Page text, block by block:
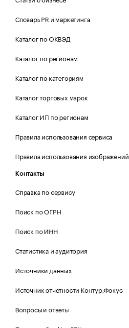
Словарь PR и маркетинга
Каталог по ОКВЭД
Каталог по регионам
Каталог по категориям
Каталог торговых марок
Каталог ИП по регионам
Правила использования сервиса
Правила использования изображений
Контакты
Справка по сервису
Поиск по ОГРН
Поиск по ИНН
Статистика и аудитория
Источники данных
Источник отчетности Контур.Фокус
Вопросы и ответы